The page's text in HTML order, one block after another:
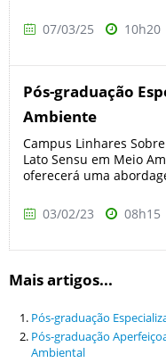
07/03/25 10h20
Pós-graduação
Ambiente
Campus Linhares
Lato Sensu em Meio
oferecerá uma
03/02/23 08h15
Mais artigos...
Pós-graduação
Pós-graduação
Ambiental